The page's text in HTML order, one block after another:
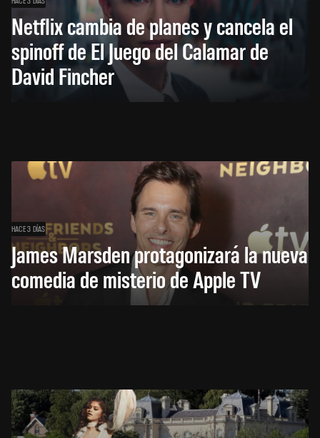
Netflix cambia de planes y cancela el
spinoff de El Juego del Calamar de
David Fincher
HACE 3 DÍAS
James Marsden protagonizará la nueva
comedia de misterio de Apple TV